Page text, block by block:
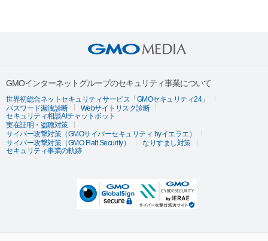
GMOインターネットグループのセキュリティ事業について
世界初総合ネットセキュリティサービス「GMOセキュリティ24」
パスワード漏洩診断
Webサイトリスク診断
セキュリティ相談AIチャットボット
実在証明・盗聴対策
サイバー攻撃対策（GMOサイバーセキュリティ byイエラエ）
サイバー攻撃対策（GMO Flatt Security）
なりすまし対策
セキュリティ事業の軌跡